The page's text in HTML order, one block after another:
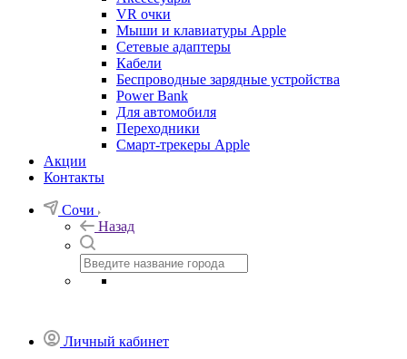
VR очки
Мыши и клавиатуры Apple
Сетевые адаптеры
Кабели
Беспроводные зарядные устройства
Power Bank
Для автомобиля
Переходники
Смарт-трекеры Apple
Акции
Контакты
Сочи
Назад
Личный кабинет